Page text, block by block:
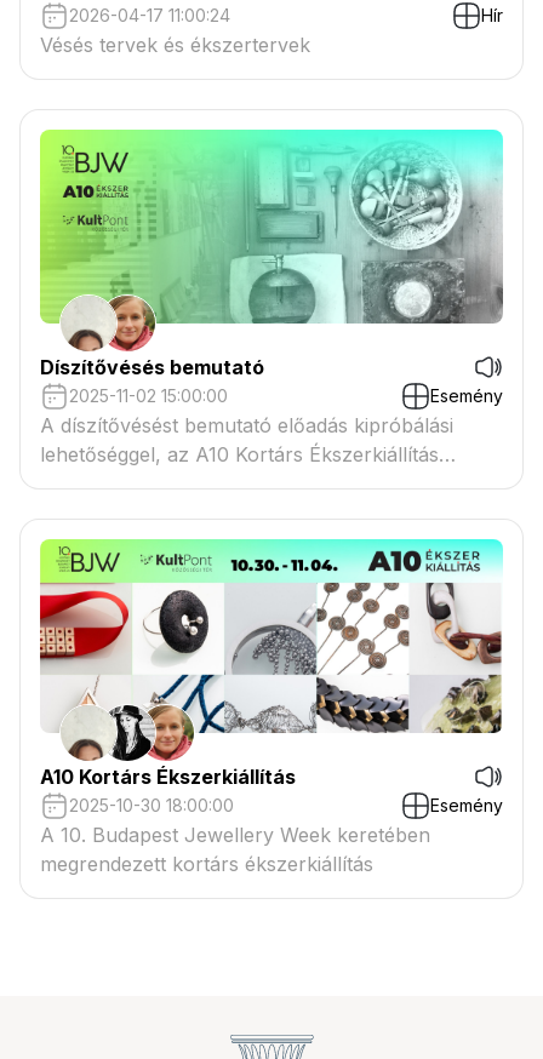
2026-04-17 11:00:24 Hír
Vésés tervek és ékszertervek
Díszítővésés bemutató
2025-11-02 15:00:00 Esemény
A díszítővésést bemutató előadás kipróbálási
lehetőséggel, az A10 Kortárs Ékszerkiállítás
keretében
A10 Kortárs Ékszerkiállítás
2025-10-30 18:00:00 Esemény
A 10. Budapest Jewellery Week keretében
megrendezett kortárs ékszerkiállítás